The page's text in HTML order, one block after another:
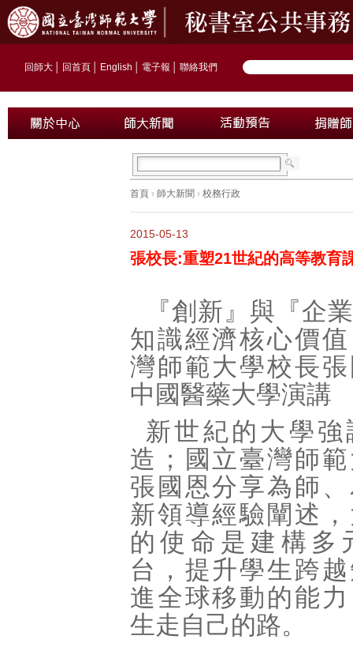
回師大 回首頁 English 電子報 聯絡我們
首頁 › 師大新聞 › 校務行政
2015-05-13
張校長:重塑21世紀的高等教育
『創新』與『企
知識經濟核心價
灣師範大學校長
中國醫藥大學演講
新世紀的大學強
造；國立臺灣師
張國恩分享為師
新領導經驗闡述
的使命是建構多
台，提升學生跨
進全球移動的能
生走自己的路。